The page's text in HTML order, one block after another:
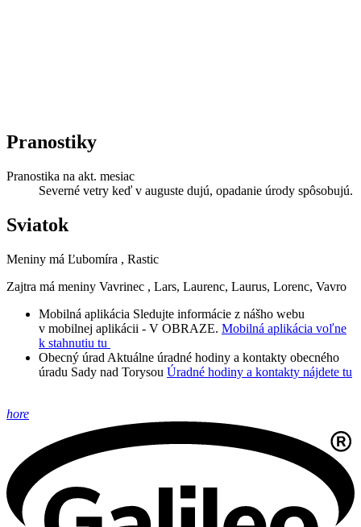
Pranostiky
Pranostika na akt. mesiac
Severné vetry keď v auguste dujú, opadanie úrody spôsobujú.
Sviatok
Meniny má Ľubomíra , Rastic
Zajtra má meniny Vavrinec , Lars, Laurenc, Laurus, Lorenc, Vavro
Mobilná aplikácia Sledujte informácie z nášho webu
v mobilnej aplikácii - V OBRAZE. Mobilná aplikácia voľne
k stahnutiu tu
Obecný úrad Aktuálne úradné hodiny a kontakty obecného
úradu Sady nad Torysou Úradné hodiny a kontakty nájdete tu
hore